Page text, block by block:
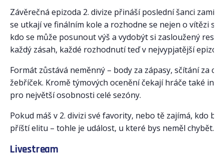
Závěrečná epizoda 2. divize přináší poslední šanci
se utkají ve finálním kole a rozhodne se nejen o vítězi
kdo se může posunout výš a vydobýt si zasloužený
každý zásah, každé rozhodnutí teď v nejvypjatější
Formát zůstává neměnný – body za zápasy, sčítání za
žebříček. Kromě týmových ocenění čekají hráče také
pro největší osobnosti celé sezóny.
Pokud máš v 2. divizi své favority, nebo tě zajímá, kdo
příští elitu – tohle je událost, u které bys neměl chybět.
Livestream